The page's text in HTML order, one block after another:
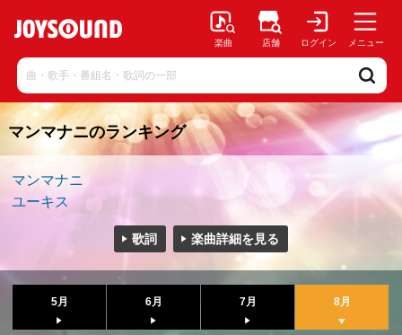
楽曲 店舗 ログイン メニュー
マンマナニのランキング
マンマナニ
ユーキス
歌詞 楽曲詳細を見る
5月 6月 7月 8月